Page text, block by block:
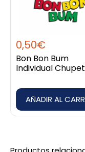
0,50€
Bon Bon Bum
Individual
AÑADIR AL